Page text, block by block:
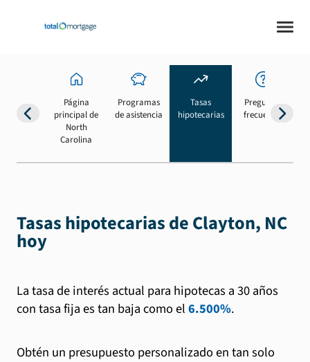
Página
principal de
North
Carolina
Programas
de asistencia
Tasas
hipotecarias
Preguntas
frecuentes
Tasas hipotecarias de Clayton, NC
hoy
La tasa de interés actual para hipotecas a 30 años
con tasa fija es tan baja como el6.500%.
Obtén un presupuesto personalizado en tan solo